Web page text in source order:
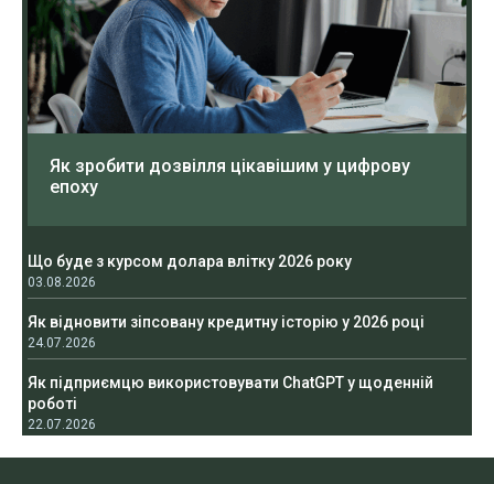
Як зробити дозвілля цікавішим у цифрову
епоху
Що буде з курсом долара влітку 2026 року
03.08.2026
Як відновити зіпсовану кредитну історію у 2026 році
24.07.2026
Як підприємцю використовувати ChatGPT у щоденній
роботі
22.07.2026